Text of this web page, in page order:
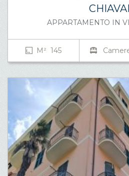
APPARTAMENTO IN
M² 145